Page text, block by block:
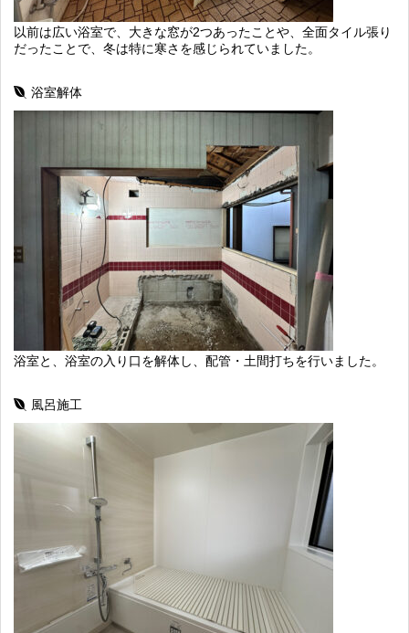
以前は広い浴室で、大きな窓が2つあったことや、全面タイル張り
だったことで、冬は特に寒さを感じられていました。
浴室解体
浴室と、浴室の入り口を解体し、配管・土間打ちを行いました。
風呂施工